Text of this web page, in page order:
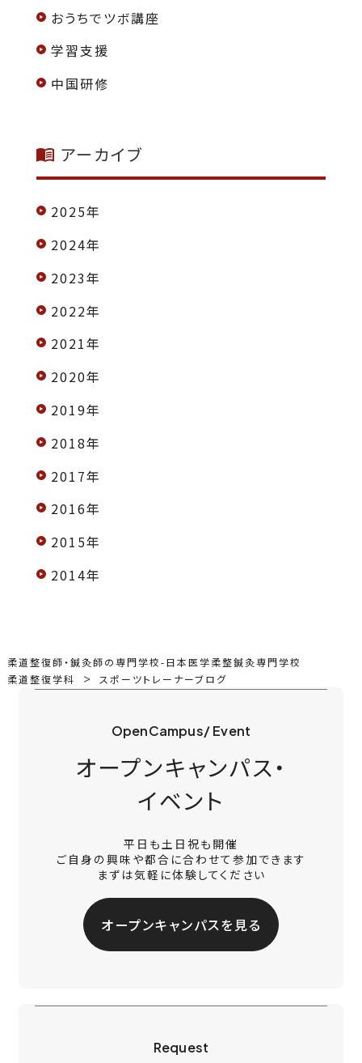
おうちでツボ講座
学習支援
中国研修
アーカイブ
2025年
2024年
2023年
2022年
2021年
2020年
2019年
2018年
2017年
2016年
2015年
2014年
柔道整復師・鍼灸師の専門学校-日本医学柔整鍼灸専門学校
柔道整復学科
スポーツトレーナーブログ
OpenCampus/ Event
オープンキャンパス・
イベント
平日も土日祝も開催
ご自身の興味や都合に合わせて参加できます
まずは気軽に体験してください
オープンキャンパスを見る
Request